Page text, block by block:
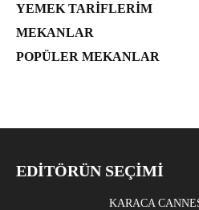
YEMEK TARIFLERIM
MEKANLAR
POPÜLER MEKANLAR
EDITÖRÜN SEÇIMI
KARACA